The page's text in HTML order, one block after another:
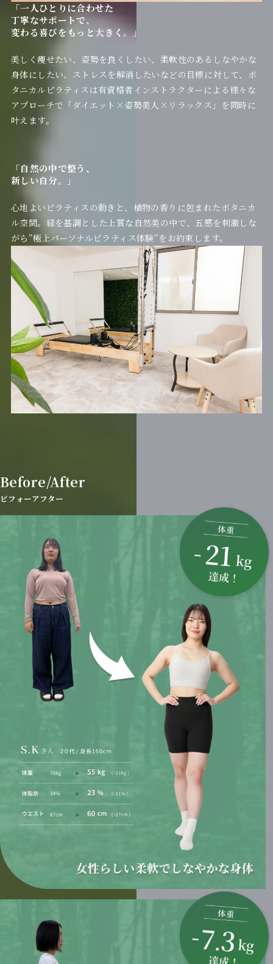
「一人ひとりに合わせた
丁寧なサポートで、
変わる喜びをもっと大きく。」
美しく痩せたい、姿勢を良くしたい、柔軟性のあるしなやかな
身体にしたい、ストレスを解消したいなどの目標に対して、ボ
タニカルピラティスは有資格者インストラクターによる様々な
アプローチで「ダイエット×姿勢美人×リラックス」を同時に
叶えます。
「自然の中で整う、
新しい自分。」
心地よいピラティスの動きと、植物の香りに包まれたボタニカ
ル空間。緑を基調とした上質な自然美の中で、五感を刺激しな
がら”極上パーソナルピラティス体験”をお約束します。
Before/After
ビフォーアフター